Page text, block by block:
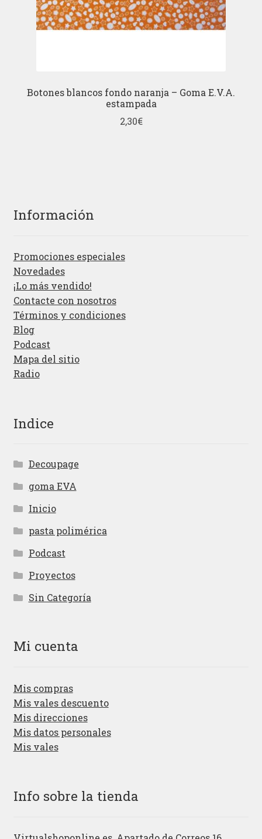
Botones blancos fondo naranja – Goma E.V.A.
estampada
2,30€
Información
Promociones especiales
Novedades
¡Lo más vendido!
Contacte con nosotros
Términos y condiciones
Blog
Podcast
Mapa del sitio
Radio
Indice
Decoupage
goma EVA
Inicio
pasta polimérica
Podcast
Proyectos
Sin Categoría
Mi cuenta
Mis compras
Mis vales descuento
Mis direcciones
Mis datos personales
Mis vales
Info sobre la tienda